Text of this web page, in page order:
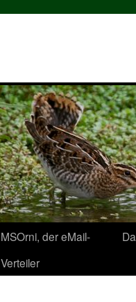
MSOrni, der eMail-
Verteiler